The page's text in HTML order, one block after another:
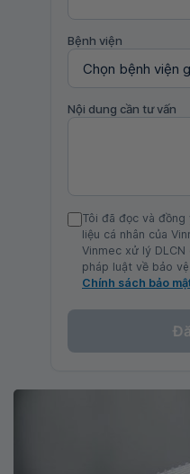
Bệnh viện
Nội dung cần tư vấn
Tôi đã đọc và
liệu cá nhân của
Vinmec xử lý
pháp luật về bảo vệ
Chính sách bảo